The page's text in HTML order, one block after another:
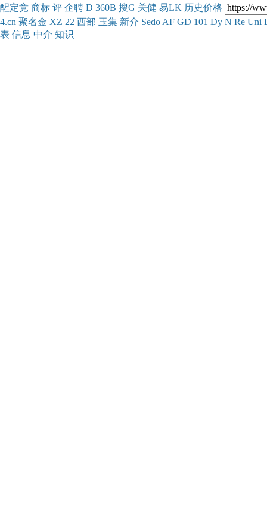
醒定竞 商标 评 企聘 D 360B 搜G 关健 易LK 历史价格
4.cn 聚名金 XZ 22 西部 玉集 新介 Sedo AF GD 101 Dy N Re Uni
表 信息 中介 知识